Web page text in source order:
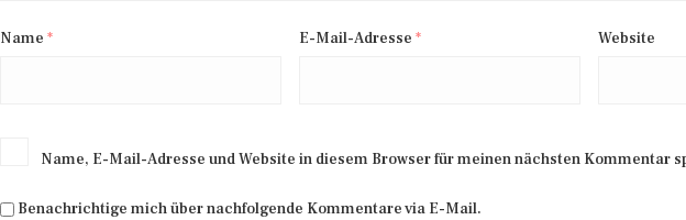
Name * E-Mail-Adresse * Website
Name, E-Mail-Adresse und Website in diesem Browser für meinen nächsten Kommentar
Benachrichtige mich über nachfolgende Kommentare via E-Mail.